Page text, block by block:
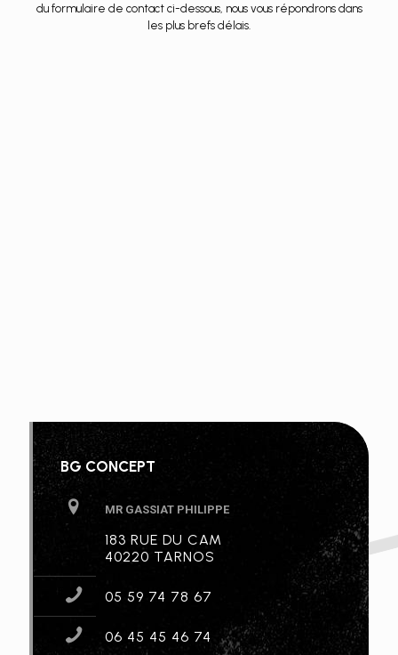
du formulaire de contact ci-dessous, nous vous répondrons dans
les plus brefs délais.
BG CONCEPT
MR GASSIAT PHILIPPE
183 RUE DU CAM
40220 TARNOS
05 59 74 78 67
06 45 45 46 74